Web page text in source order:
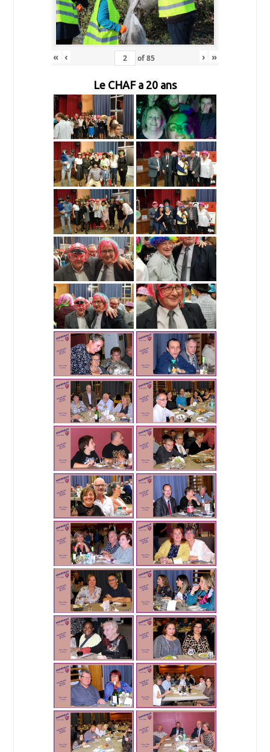
« ‹ of85 › »
Le CHAF a 20 ans